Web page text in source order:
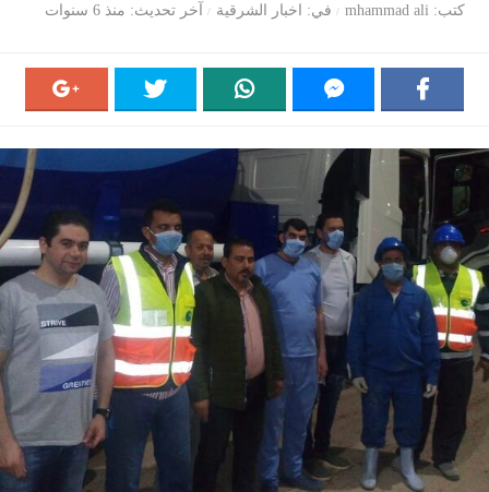
كتب mhammad ali في اخبار الشرقية آخر تحديث منذ 6 سنوات